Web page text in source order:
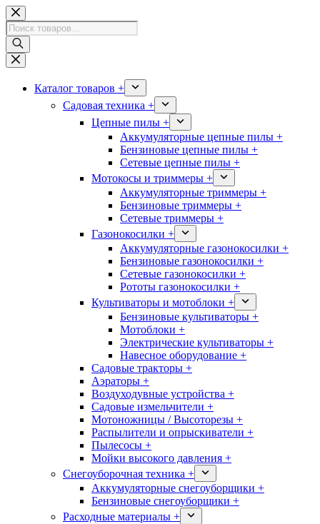
Перейти
к
сути
Поиск
товаров
Каталог товаров +
Садовая техника +
Цепные пилы +
Аккумуляторные цепные пилы +
Бензиновые цепные пилы +
Сетевые цепные пилы +
Мотокосы и триммеры +
Аккумуляторные триммеры +
Бензиновые триммеры +
Сетевые триммеры +
Газонокосилки +
Аккумуляторные газонокосилки +
Бензиновые газонокосилки +
Сетевые газонокосилки +
Рототы газонокосилки +
Культиваторы и мотоблоки +
Бензиновые культиваторы +
Мотоблоки +
Электрические культиваторы +
Навесное оборудование +
Садовые тракторы +
Аэраторы +
Воздуходувные устройства +
Садовые измельчители +
Мотоножницы / Высоторезы +
Распылители и опрыскиватели +
Пылесосы +
Мойки высокого давления +
Снегоуборочная техника +
Аккумуляторные снегоуборщики +
Бензиновые снегоуборщики +
Расходные материалы +